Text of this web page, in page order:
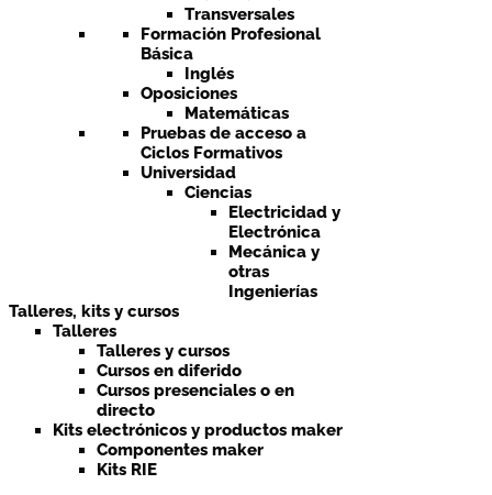
Transversales
Formación Profesional
Básica
Inglés
Oposiciones
Matemáticas
Pruebas de acceso a
Ciclos Formativos
Universidad
Ciencias
Electricidad y
Electrónica
Mecánica y
otras
Ingenierías
Talleres, kits y cursos
Talleres
Talleres y cursos
Cursos en diferido
Cursos presenciales o en
directo
Kits electrónicos y productos maker
Componentes maker
Kits RIE